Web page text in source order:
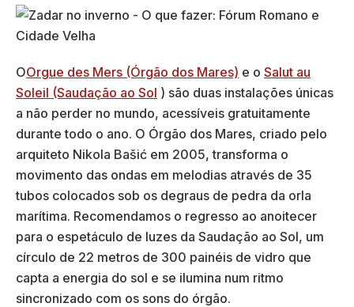
OOrgue des Mers (Órgão dos Mares) e o Salut au
Soleil (Saudação ao Sol ) são duas instalações únicas
a não perder no mundo, acessíveis gratuitamente
durante todo o ano. O Órgão dos Mares, criado pelo
arquiteto Nikola Bašić em 2005, transforma o
movimento das ondas em melodias através de 35
tubos colocados sob os degraus de pedra da orla
marítima. Recomendamos o regresso ao anoitecer
para o espetáculo de luzes da Saudação ao Sol, um
círculo de 22 metros de 300 painéis de vidro que
capta a energia do sol e se ilumina num ritmo
sincronizado com os sons do órgão.